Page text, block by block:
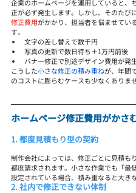
企業のホームページを運用していると、
正が必ず発生します。しかし、そのたび
修正費用がかかり、担当者を悩ませてい
す。
文字の差し替えで数千円
写真の更新で数日待ち＋1万円前後
バナー修正で別途デザイン費用が発
こうした小さな修正の積み重ねが、年間
のコストに膨らむケースも少なくありませ
ホームページ修正費用がかさ
1. 都度見積もり型の契約
制作会社によっては、修正ごとに見積も
都度請求されます。小さな作業でも「最
設定されている場合、積み重なると大き
2. 社内で修正できない体制